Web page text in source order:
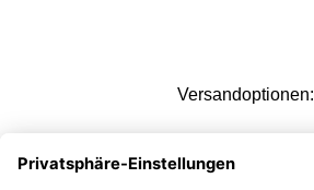
Versandoptionen: